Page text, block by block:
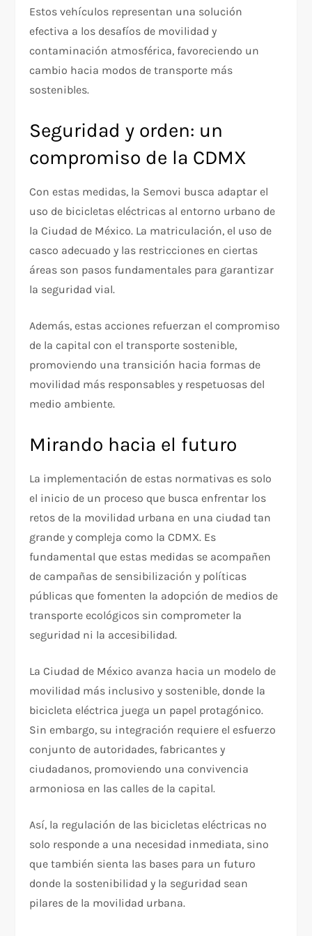
Estos vehículos representan una solución
efectiva a los desafíos de movilidad y
contaminación atmosférica, favoreciendo un
cambio hacia modos de transporte más
sostenibles.
Seguridad y orden: un
compromiso de la CDMX
Con estas medidas, la Semovi busca adaptar el
uso de bicicletas eléctricas al entorno urbano de
la Ciudad de México. La matriculación, el uso de
casco adecuado y las restricciones en ciertas
áreas son pasos fundamentales para garantizar
la seguridad vial.
Además, estas acciones refuerzan el compromiso
de la capital con el transporte sostenible,
promoviendo una transición hacia formas de
movilidad más responsables y respetuosas del
medio ambiente.
Mirando hacia el futuro
La implementación de estas normativas es solo
el inicio de un proceso que busca enfrentar los
retos de la movilidad urbana en una ciudad tan
grande y compleja como la CDMX. Es
fundamental que estas medidas se acompañen
de campañas de sensibilización y políticas
públicas que fomenten la adopción de medios de
transporte ecológicos sin comprometer la
seguridad ni la accesibilidad.
La Ciudad de México avanza hacia un modelo de
movilidad más inclusivo y sostenible, donde la
bicicleta eléctrica juega un papel protagónico.
Sin embargo, su integración requiere el esfuerzo
conjunto de autoridades, fabricantes y
ciudadanos, promoviendo una convivencia
armoniosa en las calles de la capital.
Así, la regulación de las bicicletas eléctricas no
solo responde a una necesidad inmediata, sino
que también sienta las bases para un futuro
donde la sostenibilidad y la seguridad sean
pilares de la movilidad urbana.